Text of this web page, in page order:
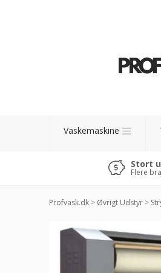
Vaskemaskine
Stort
Flere
Profvask.dk > Øvrigt Udstyr >